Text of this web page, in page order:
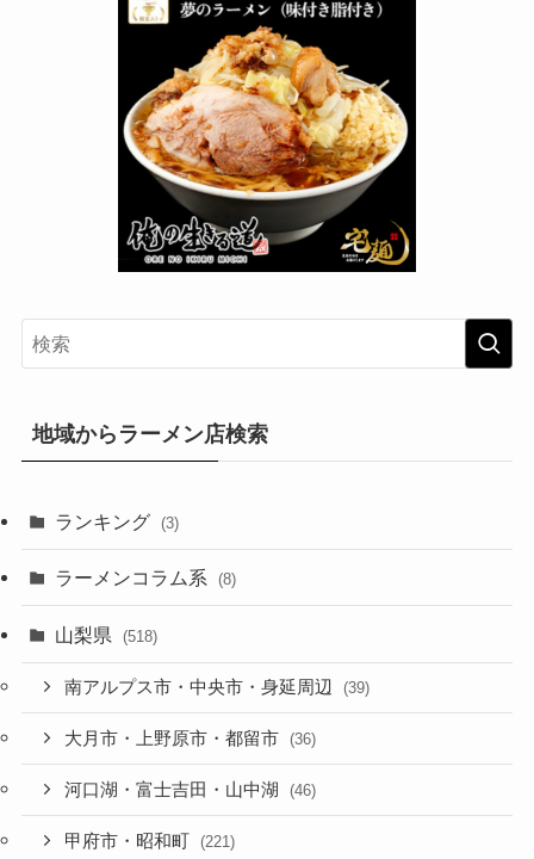
地域からラーメン店検索
ランキング (3)
ラーメンコラム系 (8)
山梨県 (518)
南アルプス市・中央市・身延周辺 (39)
大月市・上野原市・都留市 (36)
河口湖・富士吉田・山中湖 (46)
甲府市・昭和町 (221)